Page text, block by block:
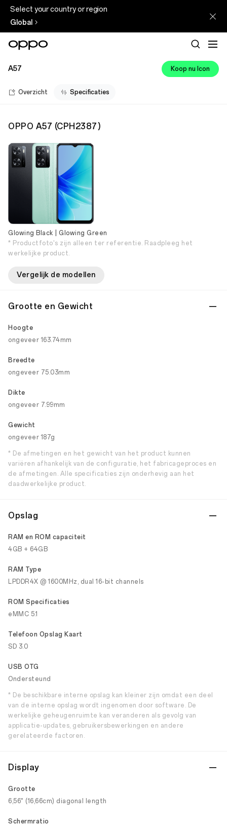
Select your country or region
Global
A57 Koop nu Icon
Overzicht Specificaties
OPPO A57 (CPH2387 )
Glowing Black | Glowing Green
* Productfoto's zijn alleen ter referentie. Raadpleeg het
werkelijke product.
Vergelijk de modellen
Grootte en Gewicht
Hoogte
ongeveer 163.74mm
Breedte
ongeveer 75.03mm
Dikte
ongeveer 7.99mm
Gewicht
ongeveer 187g
* De afmetingen en het gewicht van het product kunnen
variëren afhankelijk van de configuratie, het fabricageproces en
de afmetingen. Alle specificaties zijn onderhevig aan het
daadwerkelijke product.
Opslag
RAM en ROM capaciteit
4GB + 64GB
RAM Type
LPDDR4X @ 1600MHz, dual 16-bit channels
ROM Specificaties
eMMC 5.1
Telefoon Opslag Kaart
SD 3.0
USB OTG
Ondersteund
* De beschikbare interne opslag kan kleiner zijn omdat een deel
van de interne opslag wordt ingenomen door software. De
werkelijke geheugenruimte kan veranderen als gevolg van
applicatie-updates, gebruikersbewerkingen en andere
gerelateerde factoren.
Display
Grootte
6,56" (16,66cm) diagonal length
Schermratio